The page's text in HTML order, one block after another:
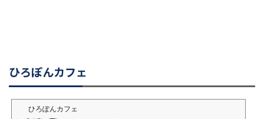
ひろぽんカフェ
ひろぽんカフェ